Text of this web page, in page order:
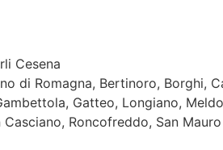
di Romagna, Bertinoro, Borghi,
Gatteo, Longiano,
Casciano, Roncofreddo, San